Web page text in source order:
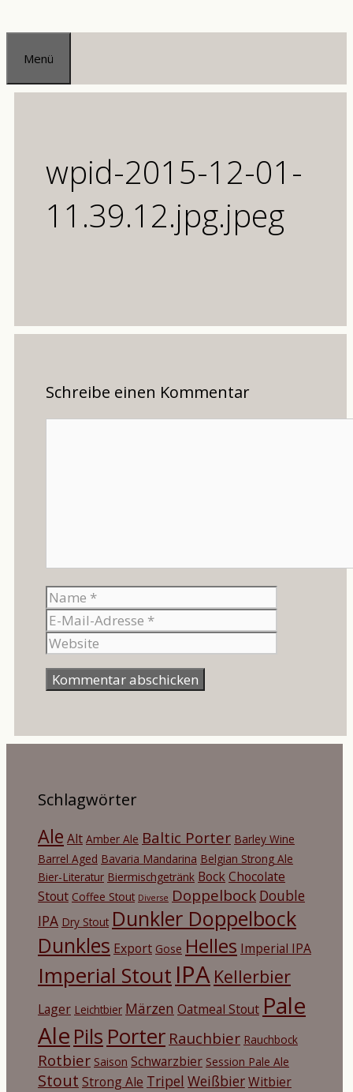
Zum
Inhalt
springen
Menü
wpid-2015-12-01-
11.39.12.jpg.jpeg
Schreibe einen Kommentar
Name
Mail-
Adresse
Schlagwörter
Ale Alt Amber Ale Baltic Porter Barley Wine
Barrel Aged Bavaria Mandarina Belgian Strong Ale
Bier-Literatur Biermischgetränk BockChocolate
Stout Coffee Stout Diverse Doppelbock Double
IPA Dry Stout Dunkler Doppelbock
Dunkles Export Gose Helles Imperial IPA
Imperial Stout IPA Kellerbier
Lager Leichtbier Märzen Oatmeal Stout Pale
Ale Pils Porter Rauchbier Rauchbock
Rotbier Saison Schwarzbier Session Pale Ale
Stout Strong Ale Tripel WeißbierWitbier